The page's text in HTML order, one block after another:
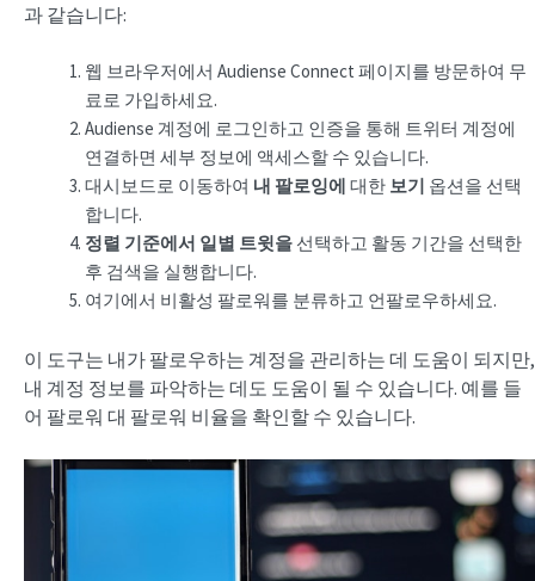
과 같습니다:
웹 브라우저에서 Audiense Connect 페이지를 방문하여 무
료로 가입하세요.
Audiense 계정에 로그인하고 인증을 통해 트위터 계정에
연결하면 세부 정보에 액세스할 수 있습니다.
대시보드로 이동하여 내 팔로잉에 대한 보기 옵션을 선택
합니다.
정렬 기준에서 일별 트윗을 선택하고 활동 기간을 선택한
후 검색을 실행합니다.
여기에서 비활성 팔로워를 분류하고 언팔로우하세요.
이 도구는 내가 팔로우하는 계정을 관리하는 데 도움이 되지만,
내 계정 정보를 파악하는 데도 도움이 될 수 있습니다. 예를 들
어 팔로워 대 팔로워 비율을 확인할 수 있습니다.